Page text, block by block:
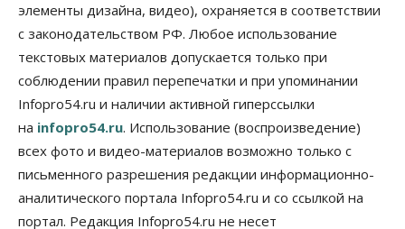
Бизнес
В аэропорту Толмачёво завершены работы по
бетонированию рулежных дорожек
07 Августа 2026, 17:00
Бизнес Общество
Новосибирцы стали реже оформлять
дома по упрощенной схеме
07 Августа 2026, 16:00
Общество Право&Порядок
Роспотребнадзор изъял почти полторы тонны
мяса в Новосибирской области
элементы дизайна, видео), охраняется в соответствии
с законодательством РФ. Любое использование
текстовых материалов допускается только при
соблюдении правил перепечатки и при упоминании
Infopro54.ru и наличии активной гиперссылки
на infopro54.ru. Использование (воспроизведение)
всех фото и видео-материалов возможно только с
письменного разрешения редакции информационно-
аналитического портала Infopro54.ru и со ссылкой на
портал. Редакция Infopro54.ru не несет